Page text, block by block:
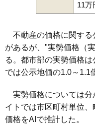
11万
不動産の価格に関する
があるが、"実勢価格（
る。都市部の実勢価格
では公示地価の1.0～1.1
実勢価格については分
イトでは市区町村単位
価格をAIで推計した。